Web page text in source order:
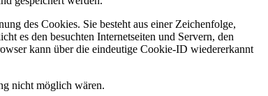
des Cookies. Sie besteht aus einer Zeichenfolge,
es den besuchten Internetseiten und Servern, den
kann über die eindeutige Cookie-ID wiedererkannt
nicht möglich wären.